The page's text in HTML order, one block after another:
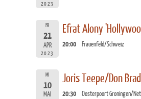
2023
FR
21
APR
2023
Efrat Alony
20:00 Frauenfeld/Schweiz
MI
10
MAI
Joris Teepe/Don
20:30 Oosterpoort Groningen/